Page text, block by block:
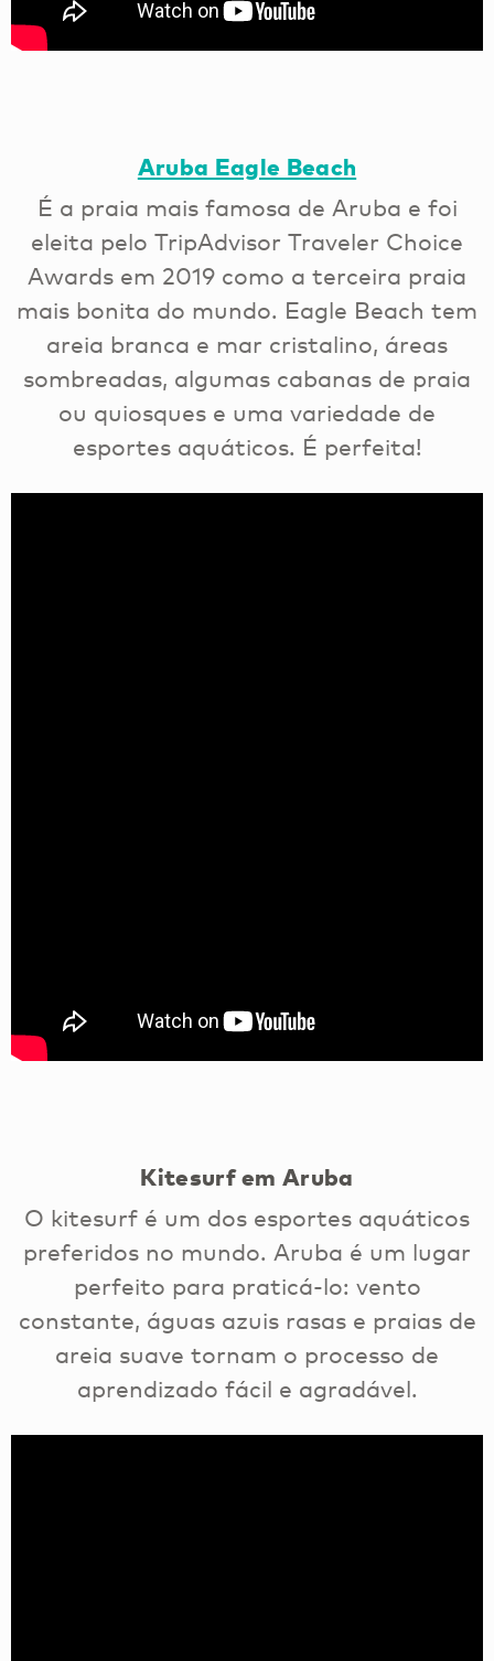
Aruba Eagle Beach
É a praia mais famosa de Aruba e foi
eleita pelo TripAdvisor Traveler Choice
Awards em 2019 como a terceira praia
mais bonita do mundo. Eagle Beach tem
areia branca e mar cristalino, áreas
sombreadas, algumas cabanas de praia
ou quiosques e uma variedade de
esportes aquáticos. É perfeita!
Kitesurf em Aruba
O kitesurf é um dos esportes aquáticos
preferidos no mundo. Aruba é um lugar
perfeito para praticá-lo: vento
constante, águas azuis rasas e praias de
areia suave tornam o processo de
aprendizado fácil e agradável.